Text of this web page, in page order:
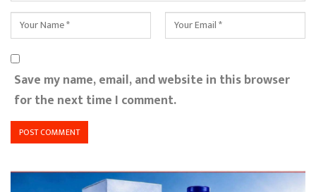
Save my name, email, and website in this browser
for the next time I comment.